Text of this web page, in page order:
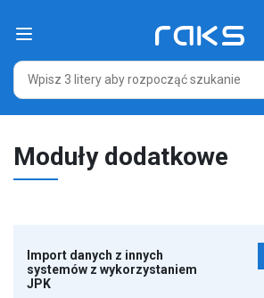
Main Navigation
Moduły dodatkowe
Import danych z innych
systemów z wykorzystaniem
JPK